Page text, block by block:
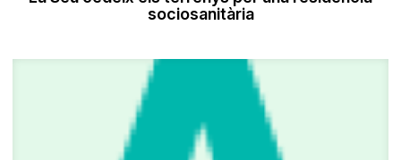
sociosanitària